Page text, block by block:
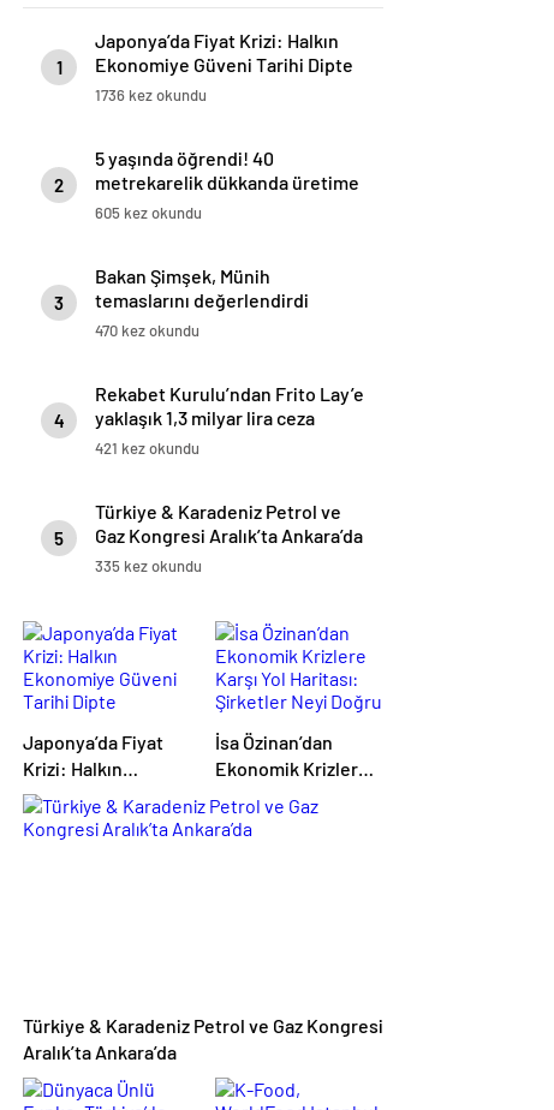
1
Japonya’da Fiyat Krizi: Halkın
Ekonomiye Güveni Tarihi Dipte
1736 kez okundu
2
5 yaşında öğrendi! 40
metrekarelik dükkanda üretime
başladı: ‘Amerika’dan bile
605 kez okundu
3
Bakan Şimşek, Münih
temaslarını değerlendirdi
470 kez okundu
4
Rekabet Kurulu’ndan Frito Lay’e
yaklaşık 1,3 milyar lira ceza
421 kez okundu
5
Türkiye & Karadeniz Petrol ve
Gaz Kongresi Aralık’ta Ankara’da
335 kez okundu
Japonya’da Fiyat
Krizi: Halkın
Ekonomiye Güveni
Tarihi Dipte
İsa Özinan’dan
Ekonomik Krizlere
Karşı Yol Haritası:
Şirketler Neyi
Türkiye & Karadeniz Petrol ve Gaz Kongresi
Aralık’ta Ankara’da